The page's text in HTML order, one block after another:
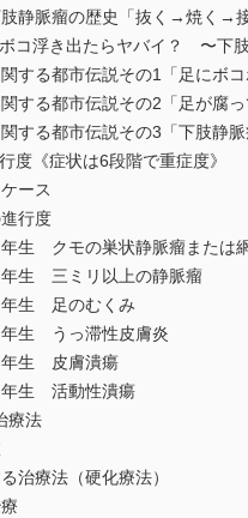
瘤の歴史「抜く→焼く→接
コ浮き出たらヤバイ？ 〜下
る都市伝説その1「足にボコ
る都市伝説その2「足が腐っ
る都市伝説その3「下肢静脈
度《症状は6段階で重症度》
ース
行度
クモの巣状静脈瘤または網
生 三ミリ以上の静脈瘤
のむくみ
うっ滞性皮膚炎
膚潰瘍
動性潰瘍
療法
療法（硬化療法）